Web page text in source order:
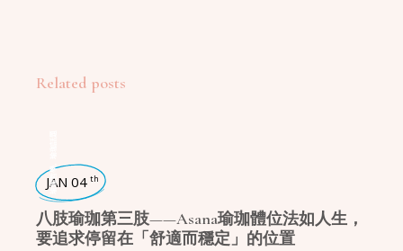
Related posts
瑜珈哲學
JAN 04 th
八肢瑜珈第三肢——Asana瑜珈體位法如人生，
要追求停留在「舒適而穩定」的位置